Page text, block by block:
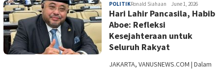
POLITIKRonald Siahaan June 1, 2026
Hari Lahir Pancasila, Habib
Aboe: Refleksi
Kesejahteraan untuk
Seluruh Rakyat
JAKARTA, VANUSNEWS.COM | Dalam